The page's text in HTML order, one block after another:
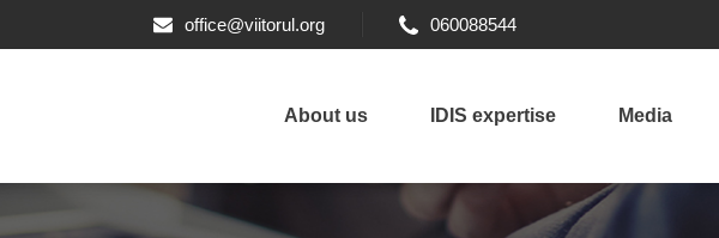
office@viitorul.org 060088544
About us IDIS expertise Media